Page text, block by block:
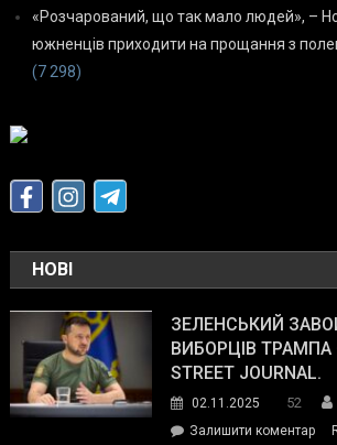
«Розчарований, що так мало людей», –
южненців приходити на прощання з
(7 298)
НОВІ
ЗЕЛЕНСЬКИЙ
ВИБОРЦІВ ТРАМПА
STREET JOURNAL.
02.11.2025 52
Залишити коментарon